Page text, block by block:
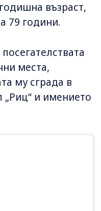
възраст,
79 години.
места,
му сграда в
и имението